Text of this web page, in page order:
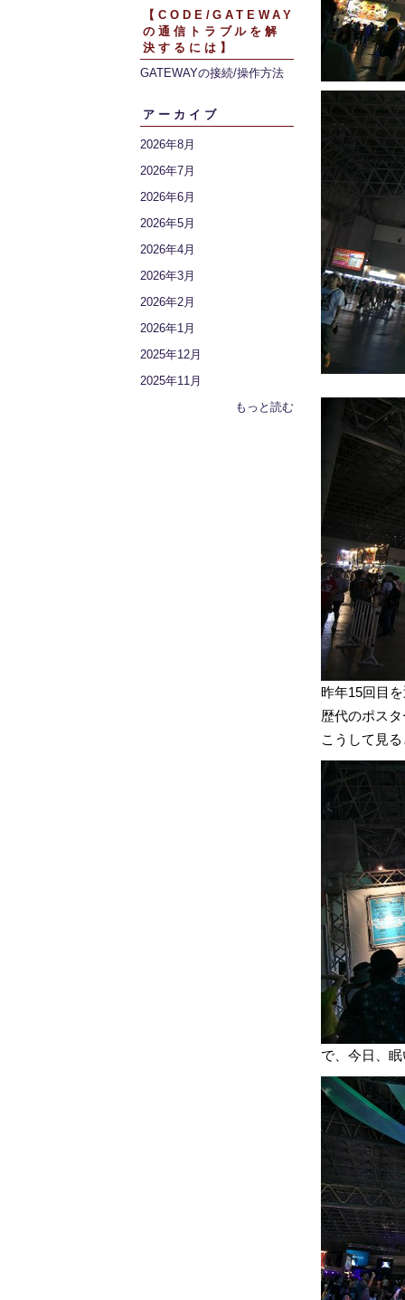
【CODE/GATEWAY
の通信トラブルを解
決するには】
GATEWAYの接続/操作方法
アーカイブ
2026年8月
2026年7月
2026年6月
2026年5月
2026年4月
2026年3月
2026年2月
2026年1月
2025年12月
2025年11月
もっと読む
昨年15回目
歴代のポス
こうして見
で、今日、